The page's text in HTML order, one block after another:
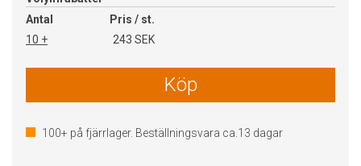
Antal
Pris / st.
10 +
243 SEK
Köp
100+ på fjärrlager. Beställningsvara ca. 13 dagar